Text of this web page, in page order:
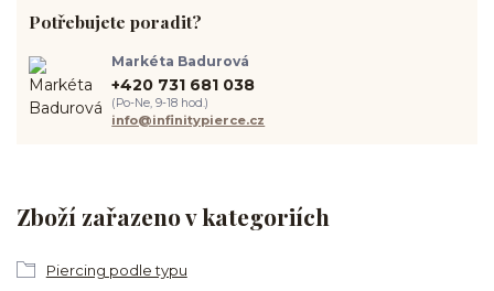
Zboží zařazeno v kategoriích
Piercing podle typu
Potřebujete poradit?
Markéta Badurová
+420 731 681 038
(Po-Ne, 9-18 hod.)
info@infinitypierce.cz